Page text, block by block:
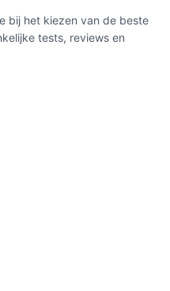
bij het kiezen van de beste
tests, reviews en